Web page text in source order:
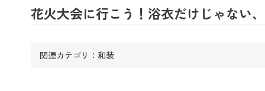
レディースファッション
女性下着 メ
花火大会に行こう！浴衣だけじゃない
関連カテゴリ： 和装